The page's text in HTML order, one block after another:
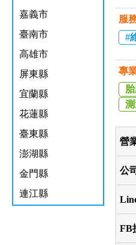
嘉義市
臺南市
高雄市
屏東縣
宜蘭縣
花蓮縣
臺東縣
澎湖縣
金門縣
連江縣
服
專
營
公
FB